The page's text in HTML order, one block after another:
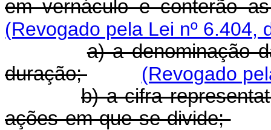
em vernáculo e conterão
(Revogado pela Lei nº 6.404,
a) a denominação
duração;
(Revogado
b) a cifra
ações em que se divide;